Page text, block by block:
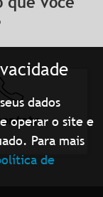
dados
operar o site e
Para mais
de